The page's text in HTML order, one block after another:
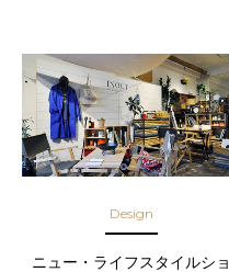
Design
ニュー・ライフスタイルショ